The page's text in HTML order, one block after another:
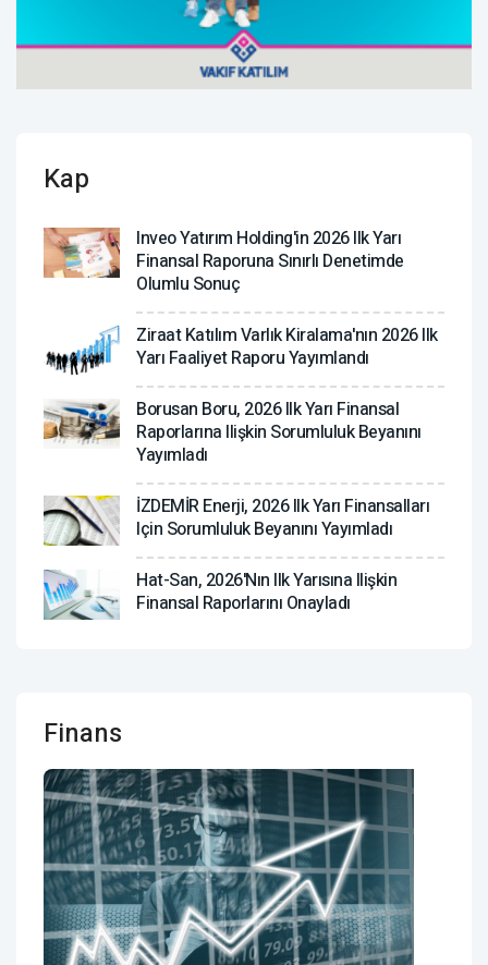
Kap
Inveo Yatırım Holding'in 2026 Ilk Yarı
Finansal Raporuna Sınırlı Denetimde
Olumlu Sonuç
Ziraat Katılım Varlık Kiralama'nın 2026 Ilk
Yarı Faaliyet Raporu Yayımlandı
Borusan Boru, 2026 Ilk Yarı Finansal
Raporlarına Ilişkin Sorumluluk Beyanını
Yayımladı
İZDEMİR Enerji, 2026 Ilk Yarı Finansalları
Için Sorumluluk Beyanını Yayımladı
Hat-San, 2026'nın Ilk Yarısına Ilişkin
Finansal Raporlarını Onayladı
Finans